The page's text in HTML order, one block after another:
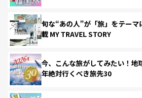
旬な“あの人”が「旅」をテー
載 MY TRAVEL STORY
今、こんな旅がしてみたい！地
年絶対行くべき旅先30